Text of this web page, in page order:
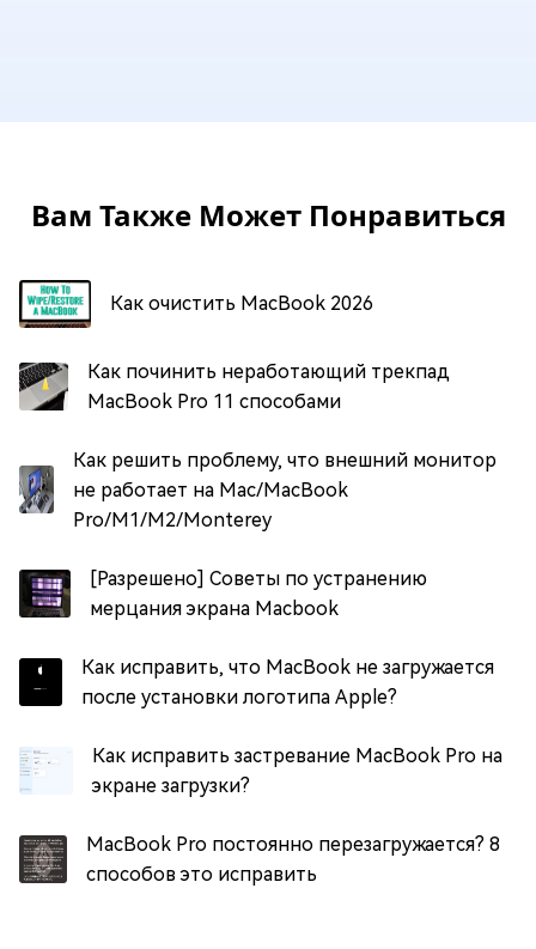
Вам Также Может Понравиться
Как очистить MacBook 2026
Как починить неработающий трекпад
MacBook Pro 11 способами
Как решить проблему, что внешний монитор
не работает на Mac/MacBook
Pro/M1/M2/Monterey
[Разрешено] Советы по устранению
мерцания экрана Macbook
Как исправить, что MacBook не загружается
после установки логотипа Apple?
Как исправить застревание MacBook Pro на
экране загрузки?
MacBook Pro постоянно перезагружается? 8
способов это исправить